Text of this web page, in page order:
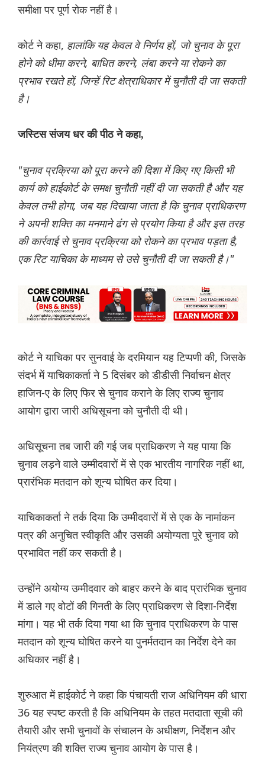
समीक्षा पर पूर्ण रोक नहीं है।
कोर्ट ने कहा, हालांकि यह केवल वे निर्णय हों, जो चुनाव के पूरा
होने को धीमा करने, बाधित करने, लंबा करने या रोकने का
प्रभाव रखते हों, जिन्हें रिट क्षेत्राधिकार में चुनौती दी जा सकती
है।
जस्टिस संजय धर की पीठ ने कहा,
"चुनाव प्रक्रिया को पूरा करने की दिशा में किए गए किसी भी
कार्य को हाईकोर्ट के समक्ष चुनौती नहीं दी जा सकती है और यह
केवल तभी होगा, जब यह दिखाया जाता है कि चुनाव प्राधिकरण
ने अपनी शक्ति का मनमाने ढंग से प्रयोग किया है और इस तरह
की कार्रवाई से चुनाव प्रक्रिया को रोकने का प्रभाव पड़ता है,
एक रिट याचिका के माध्यम से उसे चुनौती दी जा सकती है।"
कोर्ट ने याचिका पर सुनवाई के दरमियान यह टिप्पणी की, जिसके
संदर्भ में याचिकाकर्ता ने 5 दिसंबर को डीडीसी निर्वाचन क्षेत्र
हाजिन-ए के लिए फिर से चुनाव कराने के लिए राज्य चुनाव
आयोग द्वारा जारी अधिसूचना को चुनौती दी थी।
अधिसूचना तब जारी की गई जब प्राधिकरण ने यह पाया कि
चुनाव लड़ने वाले उम्मीदवारों में से एक भारतीय नागरिक नहीं था,
प्रारंभिक मतदान को शून्य घोषित कर दिया।
याचिकाकर्ता ने तर्क दिया कि उम्मीदवारों में से एक के नामांकन
पत्र की अनुचित स्वीकृति और उसकी अयोग्यता पूरे चुनाव को
प्रभावित नहीं कर सकती है।
उन्होंने अयोग्य उम्मीदवार को बाहर करने के बाद प्रारंभिक चुनाव
में डाले गए वोटों की गिनती के लिए प्राधिकरण से दिशा-निर्देश
मांगा। यह भी तर्क दिया गया था कि चुनाव प्राधिकरण के पास
मतदान को शून्य घोषित करने या पुनर्मतदान का निर्देश देने का
अधिकार नहीं है।
शुरुआत में हाईकोर्ट ने कहा कि पंचायती राज अधिनियम की धारा
36 यह स्पष्ट करती है कि अधिनियम के तहत मतदाता सूची की
तैयारी और सभी चुनावों के संचालन के अधीक्षण, निर्देशन और
नियंत्रण की शक्ति राज्य चुनाव आयोग के पास है।